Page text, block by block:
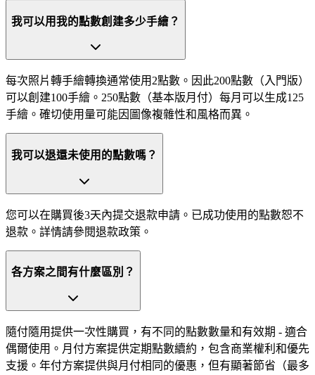
我可以用我的點數創建多少手繪？
每次照片轉手繪轉換通常使用2點數。因此200點數（入門版）
可以創建100手繪。250點數（基本版月付）每月可以生成125
手繪。確切使用量可能因圖像複雜性和風格而異。
我可以退還未使用的點數嗎？
您可以在購買後3天內提交退款申請。已成功使用的點數恕不
退款。詳情請參閱退款政策。
各方案之間有什麼區別？
隨付隨用提供一次性購買，有不同的點數數量和有效期 - 適合
偶爾使用。月付方案提供定期點數續約，包含商業權利和優先
支援。年付方案提供與月付相同的優惠，但有顯著節省（最多